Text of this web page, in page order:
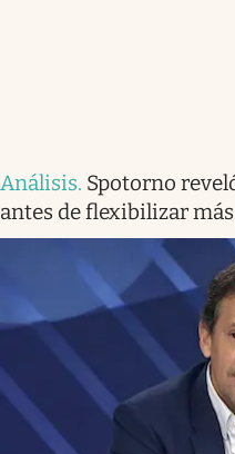
Análisis. Spotorno
antes de flexibilizar